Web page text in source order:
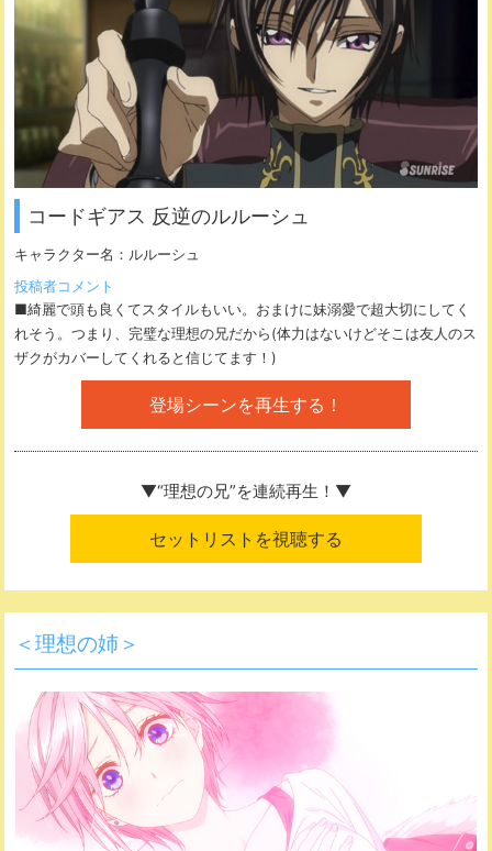
コードギアス 反逆のルルーシュ
キャラクター名： ルルーシュ
投稿者コメント
■綺麗で頭も良くてスタイルもいい。おまけに妹溺愛で超大切にしてく
れそう。つまり、完璧な理想の兄だから(体力はないけどそこは友人のス
ザクがカバーしてくれると信じてます！)
登場シーンを再生する！
▼“理想の兄”を連続再生！▼
セットリストを視聴する
＜理想の姉＞